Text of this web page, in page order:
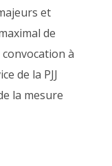
et
de
à
de la PJJ
la mesure